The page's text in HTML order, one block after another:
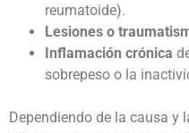
reumatoide).
Lesiones o
Inflamación crónica
sobrepeso o la
Dependiendo de la causa y